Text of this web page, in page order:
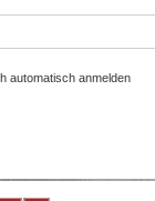
automatisch anmelden